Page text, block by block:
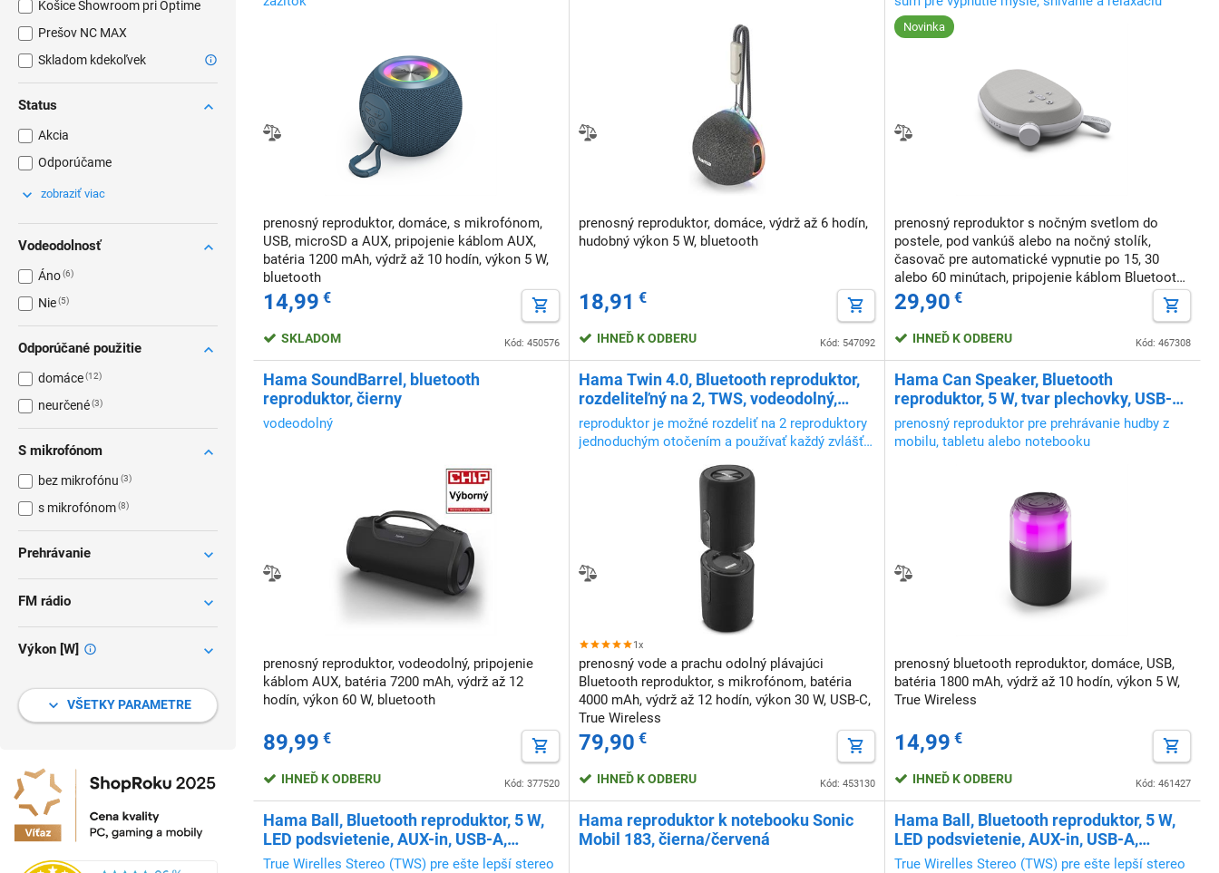
Košice Showroom pri Optime
Prešov NC MAX
Skladom kdekoľvek
Status
Akcia
Odporúčame
zobraziť viac
Vodeodolnosť
Áno 6
Nie 5
Odporúčané použitie
domáce 12
neurčené 3
S mikrofónom
bez mikrofónu 3
s mikrofónom 8
Prehrávanie
FM rádio
Výkon [W]
VŠETKY PARAMETRE
prenosný reproduktor, domáce, s mikrofónom,
USB, microSD a AUX, pripojenie káblom AUX,
batéria 1200 mAh, výdrž až 10 hodín, výkon 5 W,
bluetooth
14,99 €
Kód: 450576
SKLADOM
prenosný reproduktor, domáce, výdrž až 6 hodín,
hudobný výkon 5 W, bluetooth
18,91 €
Kód: 547092
IHNEĎ K ODBERU
Novinka
prenosný reproduktor s nočným svetlom do
postele, pod vankúš alebo na nočný stolík,
časovač pre automatické vypnutie po 15, 30
alebo 60 minútach, pripojenie káblom Bluetooth,
AUX, hudobný výkon 3 W, batéria 2000 mAh,
výdrž až 20 hodín na jedno nabitie
29,90 €
Kód: 467308
IHNEĎ K ODBERU
Hama SoundBarrel, bluetooth
reproduktor, čierny
vodeodolný
prenosný reproduktor, vodeodolný, pripojenie
káblom AUX, batéria 7200 mAh, výdrž až 12
hodín, výkon 60 W, bluetooth
89,99 €
Kód: 377520
IHNEĎ K ODBERU
Hama Twin 4.0, Bluetooth reproduktor,
rozdeliteľný na 2, TWS, vodeodolný,
IP67, 30 W, čierny
reproduktor je možné rozdeliť na 2 reproduktory
jednoduchým otočením a používať každý zvlášť,
1x
prenosný vode a prachu odolný plávajúci
Bluetooth reproduktor, s mikrofónom, batéria
4000 mAh, výdrž až 12 hodín, výkon 30 W, USB-C,
True Wireless
79,90 €
Kód: 453130
IHNEĎ K ODBERU
Hama Can Speaker, Bluetooth
reproduktor, 5 W, tvar plechovky, USB-A
pre ext.audio, 4 svetelné režimy
prenosný reproduktor pre prehrávanie hudby z
mobilu, tabletu alebo notebooku
prenosný bluetooth reproduktor, domáce, USB,
batéria 1800 mAh, výdrž až 10 hodín, výkon 5 W,
True Wireless
14,99 €
Kód: 461427
IHNEĎ K ODBERU
Hama Ball, Bluetooth reproduktor, 5 W,
LED podsvietenie, AUX-in, USB-A,
microSD slot, ružový
True Wirelles Stereo (TWS) pre ešte lepší stereo
Hama reproduktor k notebooku Sonic
Mobil 183, čierna/červená
Hama Ball, Bluetooth reproduktor, 5 W,
LED podsvietenie, AUX-in, USB-A,
microSD slot, čierny
True Wirelles Stereo (TWS) pre ešte lepší stereo